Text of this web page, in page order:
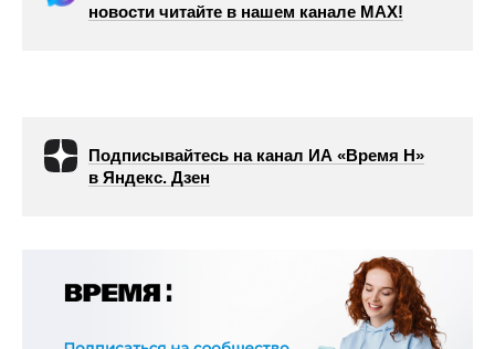
новости читайте в нашем канале МАХ!
Подписывайтесь на канал ИА «Время Н»
в Яндекс. Дзен